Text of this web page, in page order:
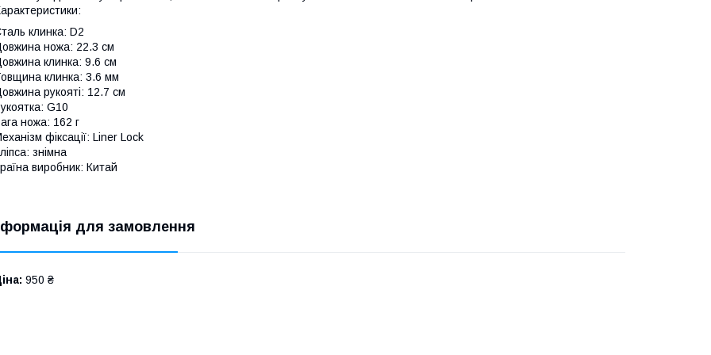
клинка: D2
ножа: 22.3 см
клинка: 9.6 см
клинка: 3.6 мм
рукояті: 12.7 см
G10
ножа: 162 г
фіксації: Liner Lock
знімна
виробник: Китай
для замовлення
950 ₴